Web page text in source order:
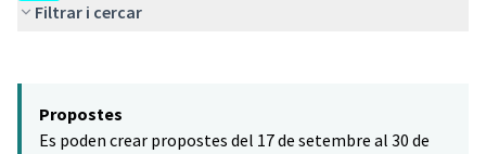
Filtrar i cercar
−
Propostes
Es poden crear propostes del 17 de setembre al 30 de